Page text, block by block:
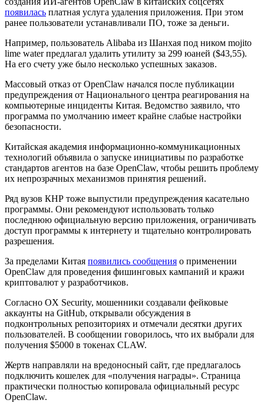
появилась платная услуга удаления приложения. При этом
ранее пользователи устанавливали ПО, тоже за деньги.
Например, пользователь Alibaba из Шанхая под ником mojito
lime water предлагал удалить утилиту за 299 юаней ($43,55).
На его счету уже было несколько успешных заказов.
Массовый отказ от OpenClaw начался после публикации
предупреждения от Национального центра реагирования на
компьютерные инциденты Китая. Ведомство заявило, что
программа по умолчанию имеет крайне слабые настройки
безопасности.
Китайская академия информационно-коммуникационных
технологий объявила о запуске инициативы по разработке
стандартов агентов на базе OpenClaw, чтобы решить проблему
их непрозрачных механизмов принятия решений.
Ряд вузов КНР тоже выпустили предупреждения касательно
программы. Они рекомендуют использовать только
последнюю официальную версию приложения, ограничивать
доступ программы к интернету и тщательно контролировать
разрешения.
За пределами Китая появились сообщения о применении
OpenClaw для проведения фишинговых кампаний и кражи
криптовалют у разработчиков.
Согласно OX Security, мошенники создавали фейковые
аккаунты на GitHub, открывали обсуждения в
подконтрольных репозиториях и отмечали десятки других
пользователей. В сообщении говорилось, что их выбрали для
получения $5000 в токенах CLAW.
Жертв направляли на вредоносный сайт, где предлагалось
подключить кошелек для «получения награды». Страница
практически полностью копировала официальный ресурс
OpenClaw.